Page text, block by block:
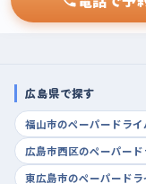
広島県で探す
福山市のペーパードライ
広島市西区のペーパー
東広島市のペーパード